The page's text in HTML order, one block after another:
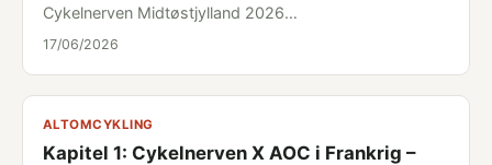
Cykelnerven Midtøstjylland 2026…
17/06/2026
ALTOMCYKLING
Kapitel 1: Cykelnerven X AOC i Frankrig –